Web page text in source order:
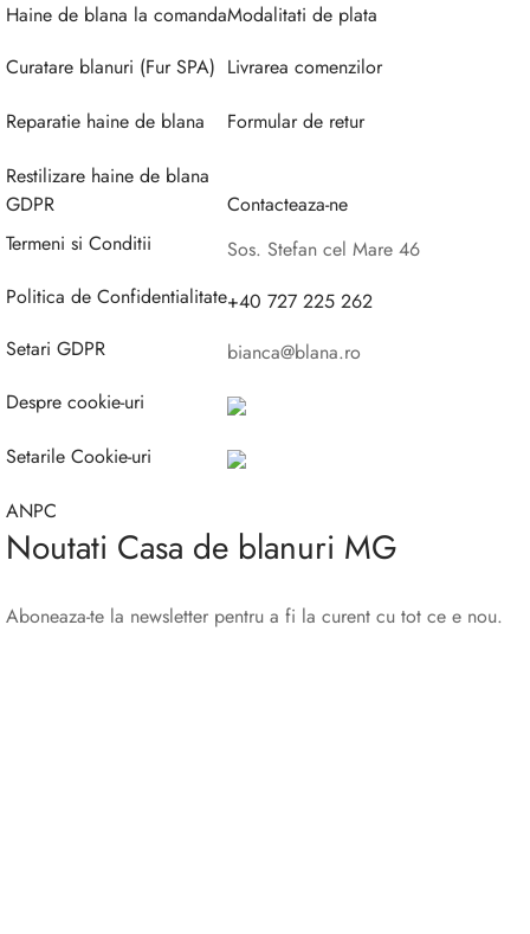
Haine de blana la comanda
Curatare blanuri (Fur SPA)
Reparatie haine de blana
Restilizare haine de blana
Modalitati de plata
Livrarea comenzilor
Formular de retur
GDPR
Termeni si Conditii
Politica de Confidentialitate
Setari GDPR
Despre cookie-uri
Setarile Cookie-uri
ANPC
Contacteaza-ne
Sos. Stefan cel Mare 46
+40 727 225 262
bianca@blana.ro
Noutati Casa de blanuri MG
Aboneaza-te la newsletter pentru a fi la curent cu tot ce e nou.